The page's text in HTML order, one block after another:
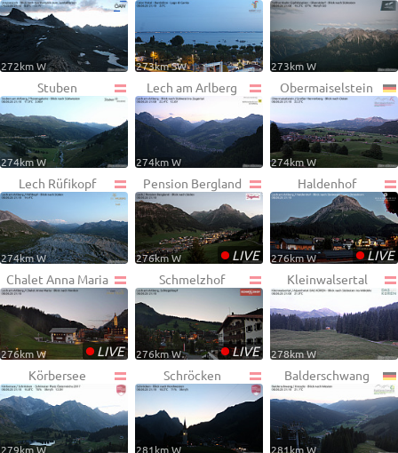
272km W 273km SW 273km W
Stuben
274km W
Lech am Arlberg
274km W
Obermaiselstein
274km W
Lech Rüfikopf
274km W
Pension Bergland
•LIVE
276km W
Haldenhof
•LIVE
276km W
Chalet Anna Maria
•LIVE
276km W
Schmelzhof
•LIVE
276km W
Kleinwalsertal
278km W
Körbersee
279km W
Schröcken
281km W
Balderschwang
281km W